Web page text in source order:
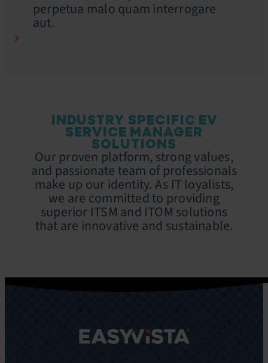
perpetua malo quam interrogare
aut.
INDUSTRY SPECIFIC EV
SERVICE MANAGER
SOLUTIONS
Our proven platform, strong values,
and passionate team of professionals
make up our identity. As IT loyalists,
we are committed to providing
superior ITSM and ITOM solutions
that are innovative and sustainable.